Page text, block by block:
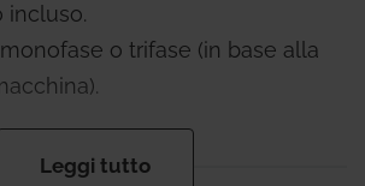
incluso.
o trifase (in base alla
Leggi tutto